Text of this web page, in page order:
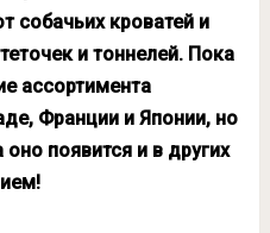
собачьих кроватей и
и тоннелей. Пока
ассортимента
Франции и Японии, но
появится и в других